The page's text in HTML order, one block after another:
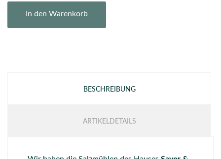
In den Warenkorb
BESCHREIBUNG
ARTIKELDETAILS